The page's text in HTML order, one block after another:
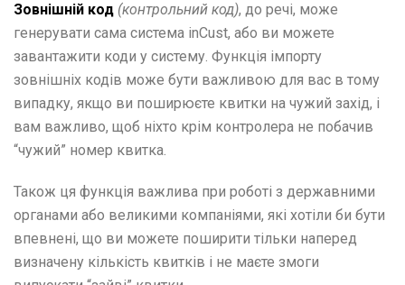
Зовнішній код (контрольний код), до речі, може
генерувати сама система inCust, або ви можете
завантажити коди у систему. Функція імпорту
зовнішніх кодів може бути важливою для вас в тому
випадку, якщо ви поширюєте квитки на чужий захід, і
вам важливо, щоб ніхто крім контролера не побачив
“чужий” номер квитка.
Також ця функція важлива при роботі з державними
органами або великими компаніями, які хотіли би бути
впевнені, що ви можете поширити тільки наперед
визначену кількість квитків і не маєте змоги